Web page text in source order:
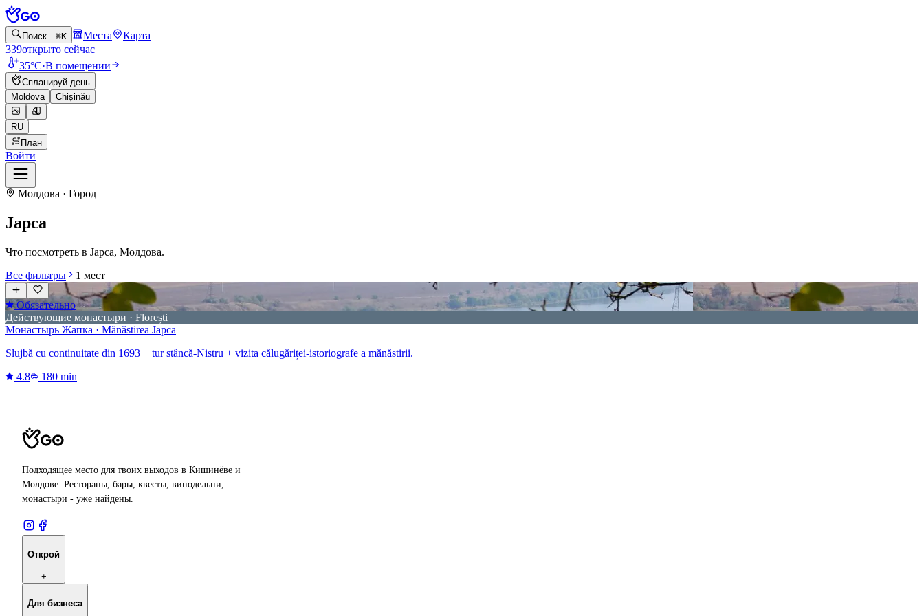
Поиск…⌘K Места
Карта
339открыто сейчас
35°C·В помещении
Спланируй день
Moldova
Chișinău
RU
План
Войти
Молдова · Город
Japca
Что посмотреть в Japca, Молдова.
Все фильтры
1 мест
Обязательно
Действующие монастыри · Florești
Монастырь Жапка · Mănăstirea Japca
Slujbă cu continuitate din 1693 + tur stâncă-Nistru + vizita călugăriței-istoriografe a mănăstirii.
4.8
180 min
Подходящее место для твоих выходов в Кишинёве и
Молдове. Рестораны, бары, квесты, винодельни,
монастыри - уже найдены.
Открой
+
Для бизнеса